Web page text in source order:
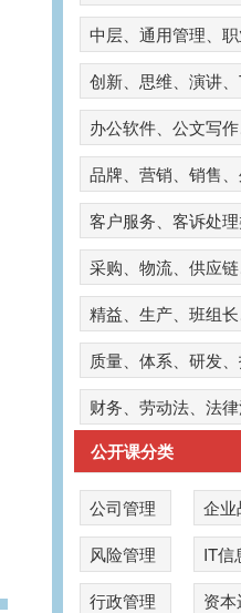
中层、通用管理、
创新、思维、演讲
办公软件、公文写
品牌、营销、销售
客户服务、客诉处
采购、物流、供应
精益、生产、班组
质量、体系、研发
财务、劳动法、法
公开课分类
公司管理 企业
风险管理
IT信
公
行政管理
资